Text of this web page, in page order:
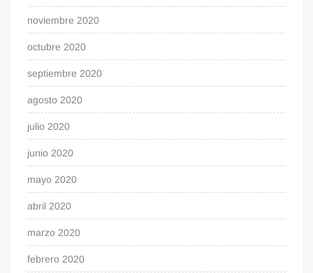
noviembre 2020
octubre 2020
septiembre 2020
agosto 2020
julio 2020
junio 2020
mayo 2020
abril 2020
marzo 2020
febrero 2020